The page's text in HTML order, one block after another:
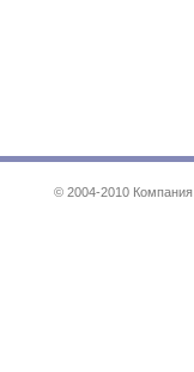
© 2004-2010 Компания